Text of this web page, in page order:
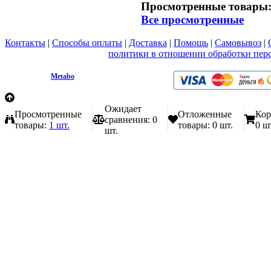
Просмотренные товары:
Все просмотренные
Контакты | Способы оплаты | Доставка | Помощь | Самовывоз |
политики в отношении обработки
Metabo
Просмотренные
товары: 1 шт.
Ожидает
сравнения: 0
шт.
Отложенные
товары: 0 шт.
0